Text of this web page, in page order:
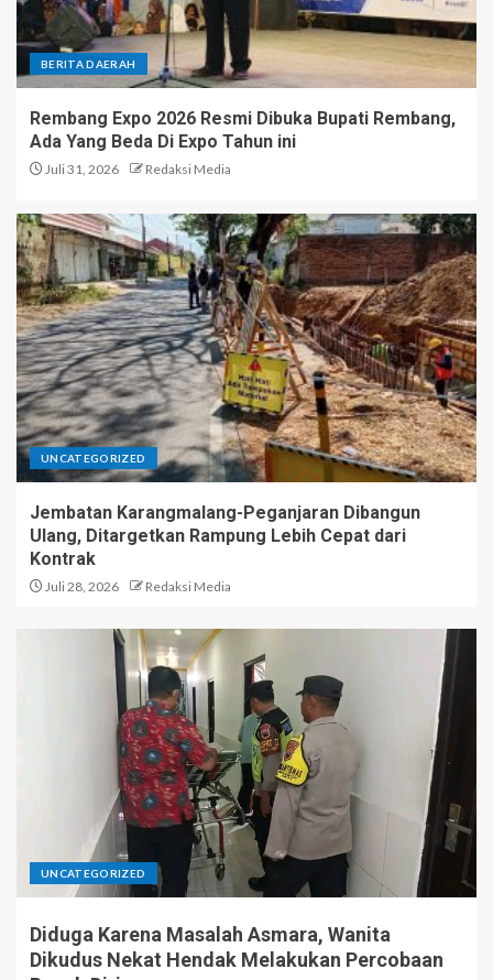
5
Razia Balap Liar di Jalan
Jenderal Sudirman Kudus,
Polisi Sita 19 Motor
BERITA DAERAH
Rembang Expo 2026 Resmi Dibuka Bupati Rembang,
Ada Yang Beda Di Expo Tahun ini
Juli 31, 2026 Redaksi Media
UNCATEGORIZED
Jembatan Karangmalang-Peganjaran Dibangun
Ulang, Ditargetkan Rampung Lebih Cepat dari
Kontrak
Juli 28, 2026 Redaksi Media
UNCATEGORIZED
Diduga Karena Masalah Asmara, Wanita
Dikudus Nekat Hendak Melakukan Percobaan